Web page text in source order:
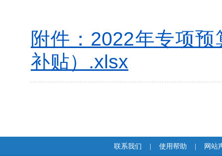
附件：2022年专项
补贴）.xlsx
联系我们 使用帮助 网站